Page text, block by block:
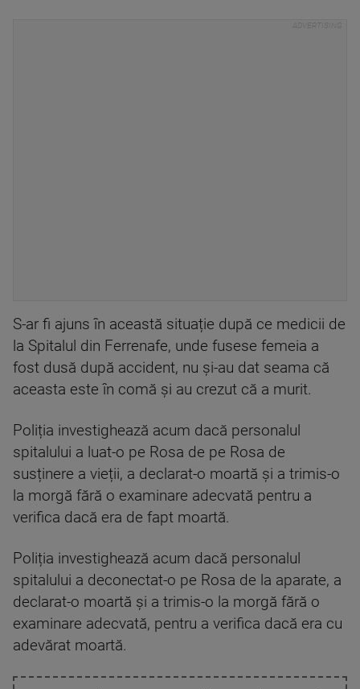
S-ar fi ajuns în această situație după ce medicii de
la Spitalul din Ferrenafe, unde fusese femeia a
fost dusă după accident, nu și-au dat seama că
aceasta este în comă și au crezut că a murit.
Poliția investighează acum dacă personalul
spitalului a luat-o pe Rosa de pe Rosa de
susținere a vieții, a declarat-o moartă și a trimis-o
la morgă fără o examinare adecvată pentru a
verifica dacă era de fapt moartă.
Poliția investighează acum dacă personalul
spitalului a deconectat-o pe Rosa de la aparate, a
declarat-o moartă și a trimis-o la morgă fără o
examinare adecvată, pentru a verifica dacă era cu
adevărat moartă.